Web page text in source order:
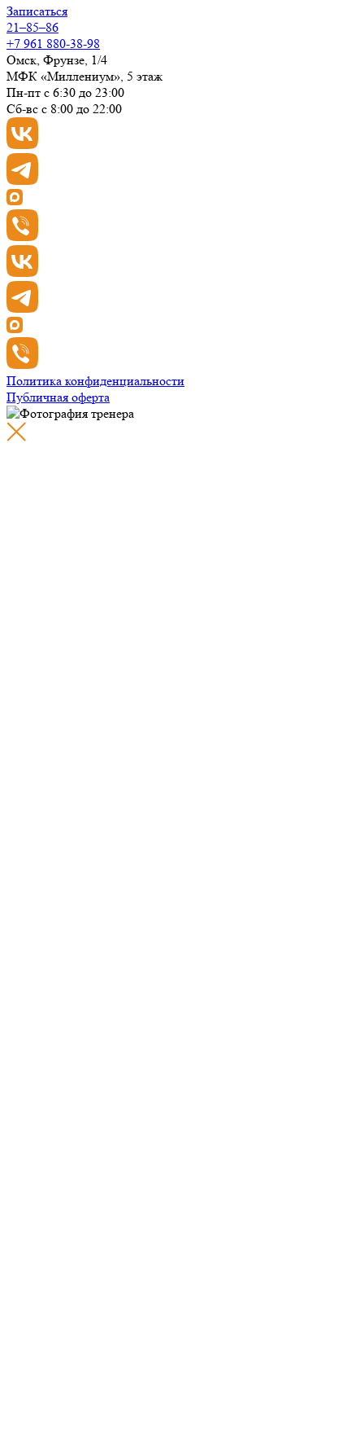
Записаться
21–85–86
+7 961 880-38-98
Омск, Фрунзе, 1/4
МФК «Миллениум», 5 этаж
Пн-пт с 6:30 до 23:00
Сб-вс с 8:00 до 22:00
Политика конфиденциальности
Публичная оферта